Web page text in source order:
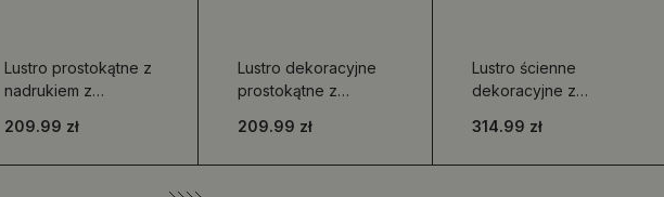
Lustro prostokątne z
nadrukiem z
wikliny
209.99 zł
Lustro dekoracyjne
prostokątne z
motywie modnej rdzy
209.99 zł
Lustro ścienne
dekoracyjne z
314.99 zł